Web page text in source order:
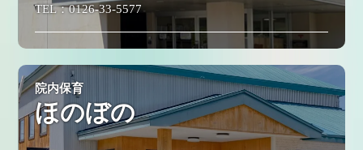
TEL：0126-33-5577
院内保育
ほのぼの